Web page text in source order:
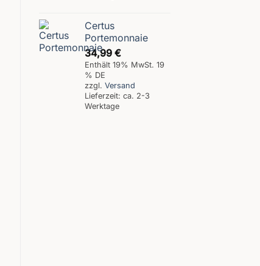
Certus
Portemonnaie
34,99 €
Enthält 19% MwSt. 19
% DE
zzgl. Versand
Lieferzeit: ca. 2-3
Werktage